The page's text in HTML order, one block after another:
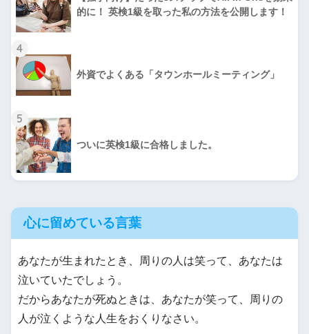
的に！ 英検1級を取った私の方法を公開します！
4
外資でよくある「タウンホールミーティング」
5
ついに英検1級に合格しました。
心に留めている言葉
あなたが生まれたとき、周りの人は笑って、あなたは
泣いていたでしょう。
だからあなたが死ぬときは、あなたが笑って、周りの
人が泣くような人生をおくりなさい。